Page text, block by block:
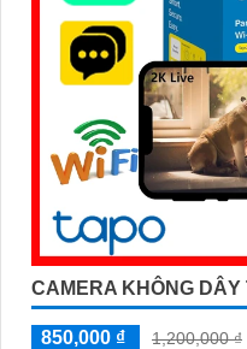
CAMERA KHÔNG DÂY
850,000 ₫
1,200,000 ₫